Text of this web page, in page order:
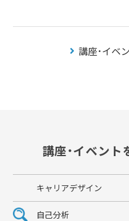
講座・イベ
講座・イベン
キャリアデザイン
自己分析